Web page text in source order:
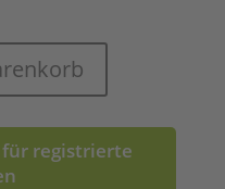
für registrierte